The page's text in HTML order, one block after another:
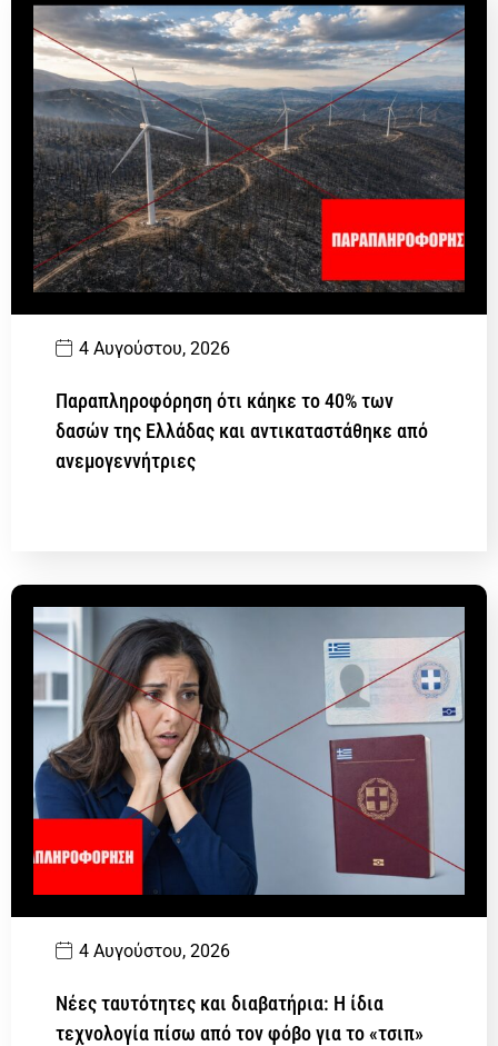
4 Αυγούστου, 2026
Παραπληροφόρηση ότι κάηκε το 40% των
δασών της Ελλάδας και αντικαταστάθηκε από
ανεμογεννήτριες
4 Αυγούστου, 2026
Νέες ταυτότητες και διαβατήρια: Η ίδια
τεχνολογία πίσω από τον φόβο για το «τσιπ»